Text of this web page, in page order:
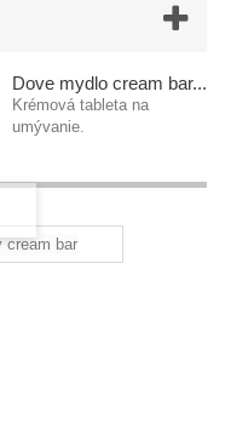
Dove mydlo cream bar...
Krémová tableta na
umývanie.